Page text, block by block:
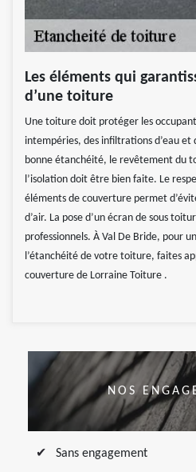
Les éléments qui
d’une toiture
Une toiture doit protéger les
intempéries, des infiltrations d’eau
bonne étanchéité, le revêtement du
l’isolation doit être bien faite. Le
éléments de couverture permet
d’air. La pose d’un écran de sous
professionnels. À Val De Bride, pour
l’étanchéité de votre toiture, faites
couverture de Lorraine Toiture .
NOS
Sans engagement